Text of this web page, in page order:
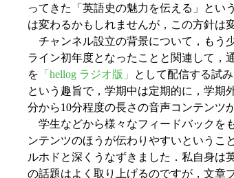
ってきた「英語史の魅力を伝える」とい
は変わるかもしれませんが，この方針は
チャンネル設立の背景について，もう
ライン初年度となったことと関連して，
を 「hellog ラジオ版」
として配信する試
という趣旨で，学期中は定期的に，学期
分から10分程度の長さの音声コンテンツ
学生などから様々なフィードバックを
ンテンツのほうが伝わりやすいというこ
ルホドと深くうなずきました．私自身は
の話題はよく取り上げるのですが，文章